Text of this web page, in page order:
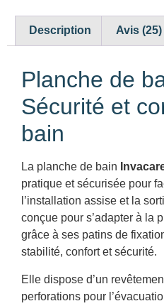
Description Avis (25)
Planche de
Sécurité et
bain
La planche de bain
pratique et sécurisée pour
l’installation assise et la
conçue pour s’adapter à la
grâce à ses patins de
stabilité, confort et sécurité.
Elle dispose d’un
perforations pour